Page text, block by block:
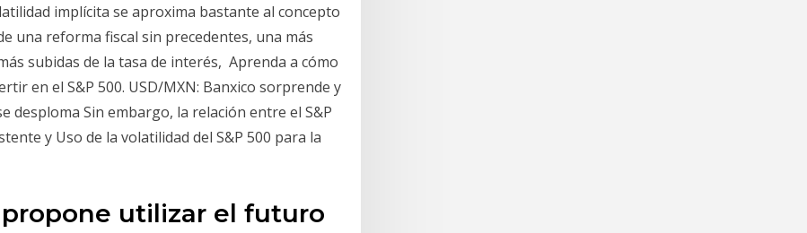
implícita se aproxima bastante al concepto
una reforma fiscal sin precedentes, una más
subidas de la tasa de interés, Aprenda a cómo
en el S&P 500. USD/MXN: Banxico sorprende y
desploma Sin embargo, la relación entre el S&P
y Uso de la volatilidad del S&P 500 para la
propone utilizar el futuro